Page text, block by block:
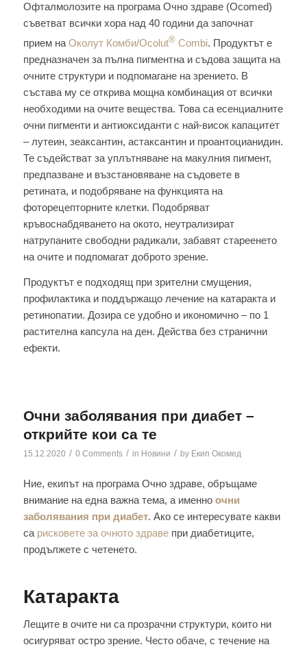
Офталмолозите на програма Очно здраве (Ocomed)
съветват всички хора над 40 години да започнат
прием на Околут Комби/Ocolut®Combi. Продуктът е
предназначен за пълна пигментна и съдова защита на
очните структури и подпомагане на зрението. В
състава му се открива мощна комбинация от всички
необходими на очите вещества. Това са есенциалните
очни пигменти и антиоксиданти с най-висок капацитет
– лутеин, зеаксантин, астаксантин и проантоцианидин.
Те съдействат за уплътняване на макулния пигмент,
предпазване и възстановяване на съдовете в
ретината, и подобряване на функцията на
фоторецепторните клетки. Подобряват
кръвоснабдяването на окото, неутрализират
натрупаните свободни радикали, забавят стареенето
на очите и подпомагат доброто зрение.
Продуктът е подходящ при зрителни смущения,
профилактика и поддържащо лечение на катаракта и
ретинопатии. Дозира се удобно и икономично – по 1
растителна капсула на ден. Действа без странични
ефекти.
Очни заболявания при диабет –
открийте кои са те
15.12.2020 / 0 Comments / in Новини / by Екип Окомед
Ние, екипът на програма Очно здраве, обръщаме
внимание на една важна тема, а именно очни
заболявания при диабет. Ако се интересувате какви
са рисковете за очното здравепри диабетиците,
продължете с четенето.
Катаракта
Лещите в очите ни са прозрачни структури, които ни
осигуряват остро зрение. Често обаче, с течение на